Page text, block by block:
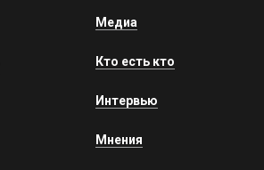
Медиа
Кто есть кто
Интервью
Мнения